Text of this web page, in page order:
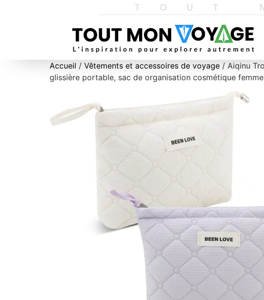
TOUT
Accueil / Vêtements et accessoires de voyage / Aiqinu
glissière portable, sac de organisation cosmétique